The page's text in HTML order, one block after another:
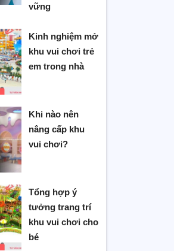
vững
Kinh nghiệm mở
khu vui chơi trẻ
em trong nhà
Khi nào nên
nâng cấp khu
vui chơi?
Tổng hợp ý
tưởng trang trí
khu vui chơi cho
bé